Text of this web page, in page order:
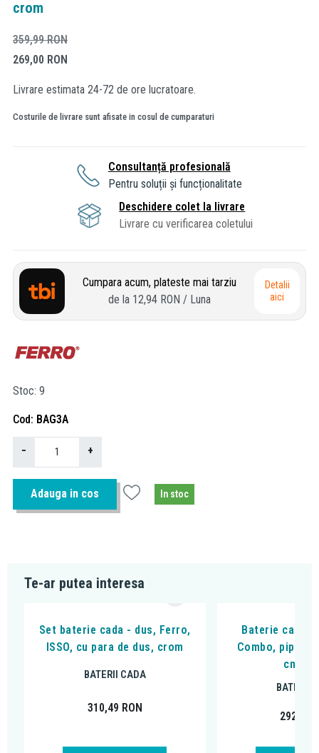
crom
359,99RON
269,00 RON
Livrare estimata 24-72 de ore lucratoare.
Costurile de livrare sunt afisate in cosul de cumparaturi
Consultanță profesională
Pentru soluții și funcționalitate
Deschidere colet la livrare
Livrare cu verificarea coletului
Cumpara acum, plateste mai tarziu
de la 12,94 RON / Luna
Detalii
aici
Stoc 9
Cod BAG3A
− +
Adauga in cos In stoc
Te-ar putea interesa
Set baterie cada - dus, Ferro,
ISSO, cu para de dus, crom
BATERII CADA
310,49 RON
Baterie cada -
Combo, pipa
cm,
BATERII
292,83